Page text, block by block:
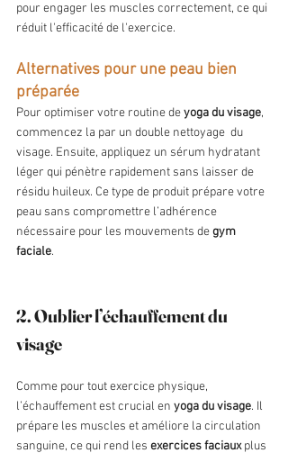
pour engager les muscles correctement, ce qui
réduit l'efficacité de l'exercice.
Alternatives pour une peau bien
préparée
Pour optimiser votre routine de yoga du visage,
commencez la par un double nettoyage  du
visage. Ensuite, appliquez un sérum hydratant
léger qui pénètre rapidement sans laisser de
résidu huileux. Ce type de produit prépare votre
peau sans compromettre l’adhérence
nécessaire pour les mouvements de gym
faciale.
2. Oublier l’échauffement du
visage
Comme pour tout exercice physique,
l’échauffement est crucial en yoga du visage. Il
prépare les muscles et améliore la circulation
sanguine, ce qui rend les exercices faciaux plus